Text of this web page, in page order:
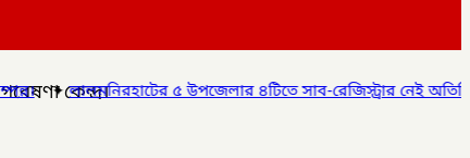
৪টিতে সাব-রেজিস্ট্রার নেই অতিরিক্ত দায়িত্বে চলছে অফিস,
কেন্দ্র।